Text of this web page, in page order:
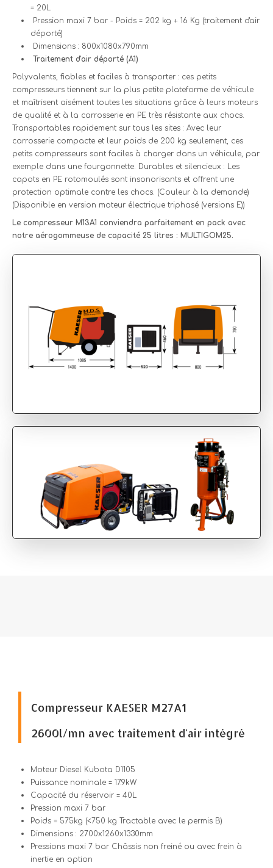
= 20L
Pression maxi 7 bar - Poids = 202 kg + 16 Kg (traitement d'air
déporté)
Dimensions : 800x1080x790mm
Traitement d'air déporté (A1)
Polyvalents, fiables et faciles à transporter : ces petits
compresseurs tiennent sur la plus petite plateforme de véhicule
et maîtrisent aisément toutes les situations grâce à leurs moteurs
de qualité et à la carrosserie en PE très résistante aux chocs.
Transportables rapidement sur tous les sites : Avec leur
carrosserie compacte et leur poids de 200 kg seulement, ces
petits compresseurs sont faciles à charger dans un véhicule, par
exemple dans une fourgonnette. Durables et silencieux : Les
capots en PE rotomoulés sont insonorisants et offrent une
protection optimale contre les chocs. (Couleur à la demande)
(Disponible en version moteur électrique triphasé (versions E))
Le compresseur M13A1 conviendra parfaitement en pack avec
notre aérogommeuse de capacité 25 litres : MULTIGOM25.
Compresseur KAESER M27A1
2600l/mn avec traitement d'air intégré
Moteur Diesel Kubota D1105
Puissance nominale = 17.9kW
Capacité du réservoir = 40L
Pression maxi 7 bar
Poids = 575kg (<750 kg Tractable avec le permis B)
Dimensions : 2700x1260x1330mm
Pressions maxi 7 bar Châssis non freiné ou avec frein à
inertie en option